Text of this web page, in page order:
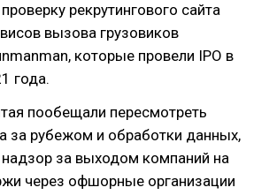
проверку рекрутингового сайта
вызова грузовиков
которые провели IPO в
года.
пообещали пересмотреть
за рубежом и обработки данных,
надзор за выходом компаний на
через офшорные организации